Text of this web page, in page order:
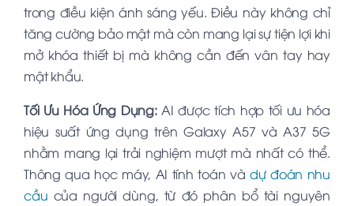
trong điều kiện ánh sáng yếu. Điều này không chỉ
tăng cường bảo mật mà còn mang lại sự tiện lợi khi
mở khóa thiết bị mà không cần đến vân tay hay
mật khẩu.
Tối Ưu Hóa Ứng Dụng:AI được tích hợp tối ưu hóa
hiệu suất ứng dụng trên Galaxy A57 và A37 5G
nhằm mang lại trải nghiệm mượt mà nhất có thể.
Thông qua học máy, AI tính toán và dự đoán nhu
cầu của người dùng, từ đó phân bổ tài nguyên